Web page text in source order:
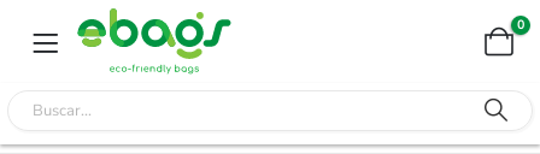
0